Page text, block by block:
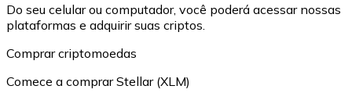
Do seu celular ou computador, você poderá acessar nossas
plataformas e adquirir suas criptos.
Comprar criptomoedas
Comece a comprar Stellar (XLM)